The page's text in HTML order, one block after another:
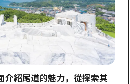
面介紹尾道的魅力，從探索其